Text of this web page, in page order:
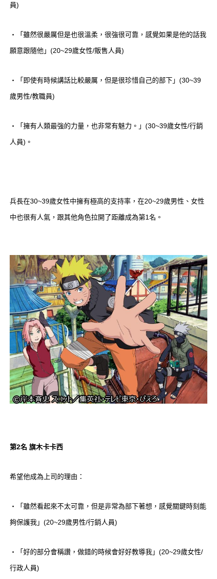
員)
・「雖然很嚴厲但是也很溫柔，很強很可靠，感覺如果是他的話我
願意跟隨他」(20~29歲女性/販售人員)
・「即使有時候講話比較嚴厲，但是很珍惜自己的部下」(30~39
歲男性/教職員)
・「擁有人類最強的力量，也非常有魅力。」(30~39歲女性/行銷
人員)。
兵長在30~39歲女性中擁有極高的支持率，在20~29歲男性、女性
中也很有人氣，跟其他角色拉開了距離成為第1名。
第2名 旗木卡卡西
希望他成為上司的理由：
・「雖然看起來不太可靠，但是非常為部下著想，感覺關鍵時刻能
夠保護我」(20~29歲男性/行銷人員)
・「好的部分會稱讚，做錯的時候會好好教導我」(20~29歲女性/
行政人員)